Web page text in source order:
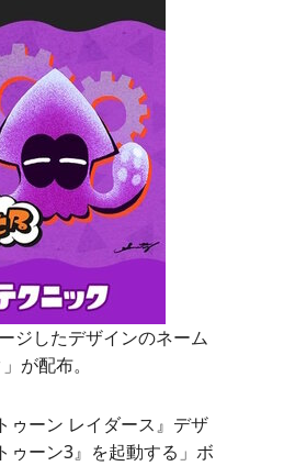
ジしたデザインのネーム
が配布。
ゥーン レイダース』デザ
ゥーン3』を起動する」ボ